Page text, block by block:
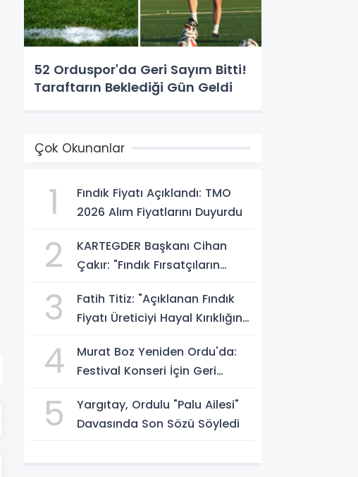
52 Orduspor'da Geri Sayım Bitti!
Taraftarın Beklediği Gün Geldi
Çok Okunanlar
1
Fındık Fiyatı Açıklandı: TMO
2026 Alım Fiyatlarını Duyurdu
2
KARTEGDER Başkanı Cihan
Çakır: "Fındık Fırsatçıların
3
Fatih Titiz: "Açıklanan Fındık
Fiyatı Üreticiyi Hayal Kırıklığına
4
Murat Boz Yeniden Ordu'da:
Festival Konseri İçin Geri
5
Yargıtay, Ordulu "Palu Ailesi"
Davasında Son Sözü Söyledi